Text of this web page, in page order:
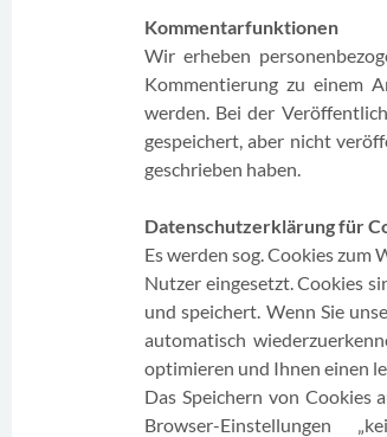
Kommentarfunktionen
Wir erheben
Kommentierung zu einem
werden. Bei der
gespeichert, aber nicht
geschrieben haben.
Datenschutzerklärung für
Es werden sog. Cookies
Nutzer eingesetzt. Cookies
und speichert. Wenn Sie
automatisch
optimieren und Ihnen einen
Das Speichern von Cookies
Browser-Einstellungen